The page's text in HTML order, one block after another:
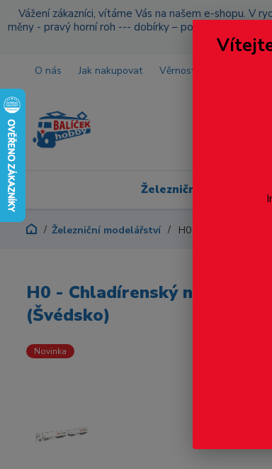
Vážení zákazníci, vítáme Vás na našem e-shopu. V
měny - pravý horní roh --- dobírky – pokud si z
O nás Jak nakupovat Věrnostní program
Železniční modelářství
Železniční modelářství H0 - Chladírenský
H0 - Chladírenský návěs
(Švédsko)
Novinka